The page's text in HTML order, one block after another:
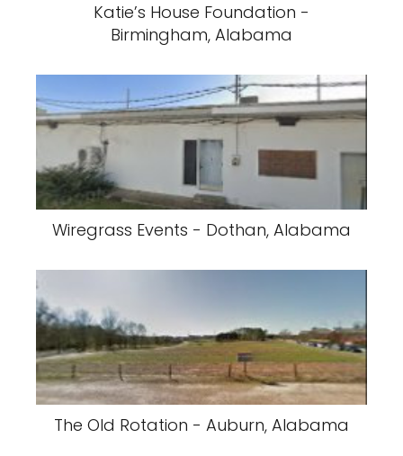
Katie’s House Foundation -
Birmingham, Alabama
Wiregrass Events - Dothan, Alabama
The Old Rotation - Auburn, Alabama